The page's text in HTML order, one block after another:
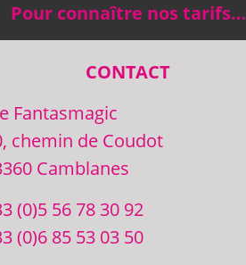
Pour connaître nos tarifs…
CONTACT
Fantasmagic
chemin de Coudot
Camblanes
(0)5 56 78 30 92
(0)6 85 53 03 50